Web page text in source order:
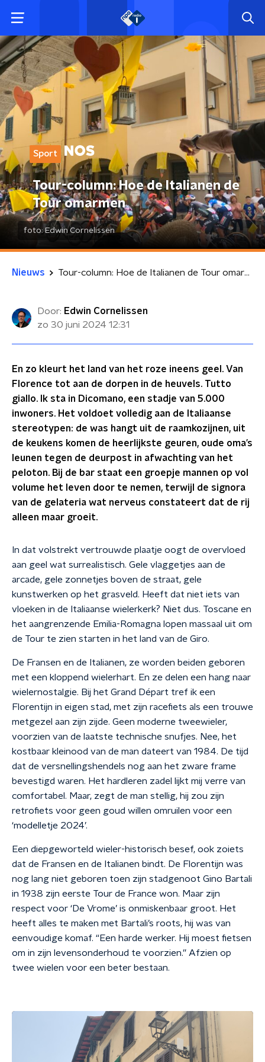
Sport
Tour-column: Hoe de Italianen de
Tour omarmen
foto:Edwin Cornelissen
Nieuws Tour-column: Hoe de Italianen de Tour omarmen
Door: Edwin Cornelissen
zo 30 juni 2024 12:31
En zo kleurt het land van het roze ineens geel. Van
Florence tot aan de dorpen in de heuvels. Tutto
giallo. Ik sta in Dicomano, een stadje van 5.000
inwoners. Het voldoet volledig aan de Italiaanse
stereotypen: de was hangt uit de raamkozijnen, uit
de keukens komen de heerlijkste geuren, oude oma’s
leunen tegen de deurpost in afwachting van het
peloton. Bij de bar staat een groepje mannen op vol
volume het leven door te nemen, terwijl de signora
van de gelateria wat nerveus constateert dat de rij
alleen maar groeit.
In dat volstrekt vertrouwde plaatje oogt de overvloed
aan geel wat surrealistisch. Gele vlaggetjes aan de
arcade, gele zonnetjes boven de straat, gele
kunstwerken op het grasveld. Heeft dat niet iets van
vloeken in de Italiaanse wielerkerk? Niet dus. Toscane en
het aangrenzende Emilia-Romagna lopen massaal uit om
de Tour te zien starten in het land van de Giro.
De Fransen en de Italianen, ze worden beiden geboren
met een kloppend wielerhart. En ze delen een hang naar
wielernostalgie. Bij het Grand Départ tref ik een
Florentijn in eigen stad, met zijn racefiets als een trouwe
metgezel aan zijn zijde. Geen moderne tweewieler,
voorzien van de laatste technische snufjes. Nee, het
kostbaar kleinood van de man dateert van 1984. De tijd
dat de versnellingshendels nog aan het zware frame
bevestigd waren. Het hardleren zadel lijkt mij verre van
comfortabel. Maar, zegt de man stellig, hij zou zijn
retrofiets voor geen goud willen omruilen voor een
‘modelletje 2024’.
Een diepgeworteld wieler-historisch besef, ook zoiets
dat de Fransen en de Italianen bindt. De Florentijn was
nog lang niet geboren toen zijn stadgenoot Gino Bartali
in 1938 zijn eerste Tour de France won. Maar zijn
respect voor ‘De Vrome’ is onmiskenbaar groot. Het
heeft alles te maken met Bartali’s roots, hij was van
eenvoudige komaf. “Een harde werker. Hij moest fietsen
om in zijn levensonderhoud te voorzien.” Afzien op
twee wielen voor een beter bestaan.